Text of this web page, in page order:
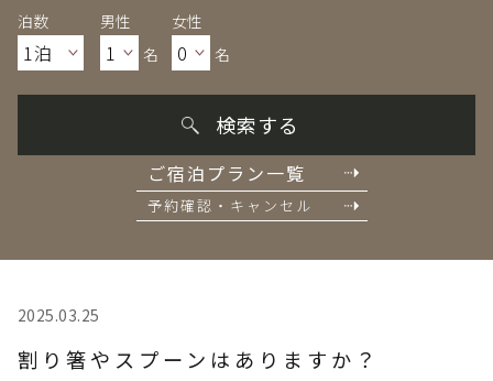
泊数
男性
名
女性
名
検索する
ご宿泊プラン一覧
予約確認・キャンセル
2025.03.25
割り箸やスプーンはありますか？